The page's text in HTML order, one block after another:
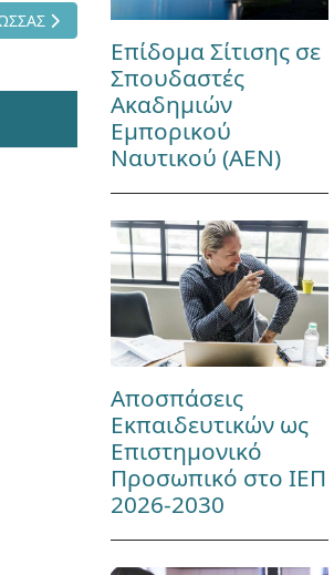
ΙΣΠΑΝΙΚΗΣ ΓΛΩΣΣΑΣ
Επίδομα Σίτισης σε
Σπουδαστές
Ακαδημιών
Εμπορικού
Ναυτικού (ΑΕΝ)
Αποσπάσεις
Εκπαιδευτικών ως
Επιστημονικό
Προσωπικό στο ΙΕΠ
2026-2030